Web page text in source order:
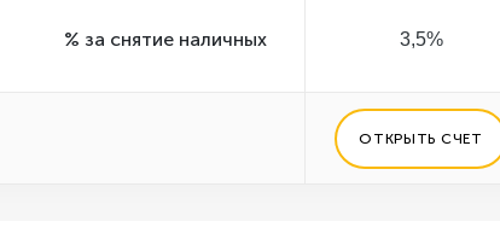
% за снятие наличных 3,5%
ОТКРЫТЬ СЧЕТ